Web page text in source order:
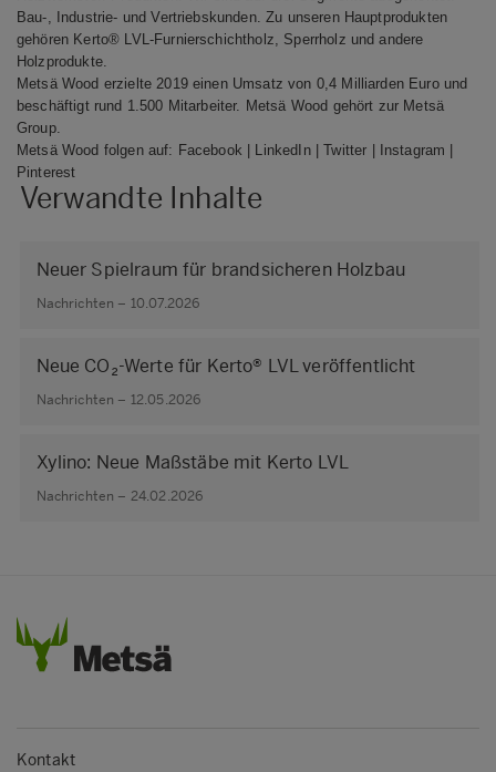
Bau-, Industrie- und Vertriebskunden. Zu unseren Hauptprodukten
gehören Kerto® LVL-Furnierschichtholz, Sperrholz und andere
Holzprodukte.
Metsä Wood erzielte 2019 einen Umsatz von 0,4 Milliarden Euro und
beschäftigt rund 1.500 Mitarbeiter. Metsä Wood gehört zur Metsä
Group.
Metsä Wood folgen auf: Facebook LinkedIn|Twitter Instagram
Pinterest
Verwandte Inhalte
Neuer Spielraum für brandsicheren Holzbau
Nachrichten – 10.07.2026
Neue CO₂-Werte für Kerto® LVL veröffentlicht
Nachrichten – 12.05.2026
Xylino: Neue Maßstäbe mit Kerto LVL
Nachrichten – 24.02.2026
Kontakt